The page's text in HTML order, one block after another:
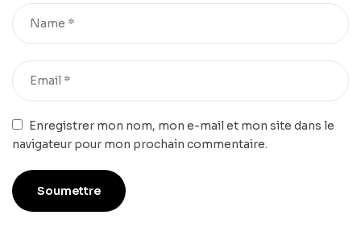
Enregistrer mon nom, mon e-mail et mon site dans le
navigateur pour mon prochain commentaire.